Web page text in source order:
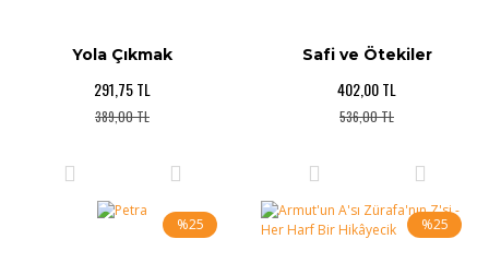
Yola Çıkmak
291,75 TL
389,00 TL
Safi ve Ötekiler
402,00 TL
536,00 TL
%25 %25